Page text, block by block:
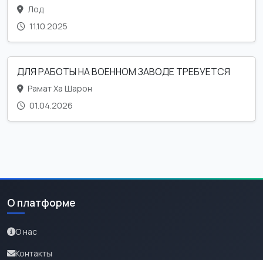
Лод
11.10.2025
ДЛЯ РАБОТЫ НА ВОЕННОМ ЗАВОДЕ ТРЕБУЕТСЯ
Рамат Ха Шарон
01.04.2026
О платформе
О нас
Контакты